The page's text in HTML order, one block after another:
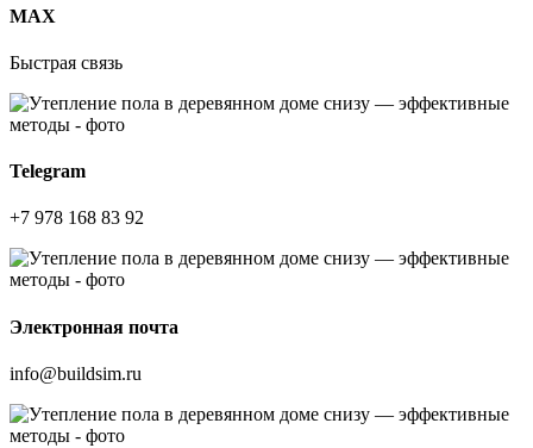
МАХ
Быстрая связь
Telegram
+7 978 168 83 92
Электронная почта
info@buildsim.ru